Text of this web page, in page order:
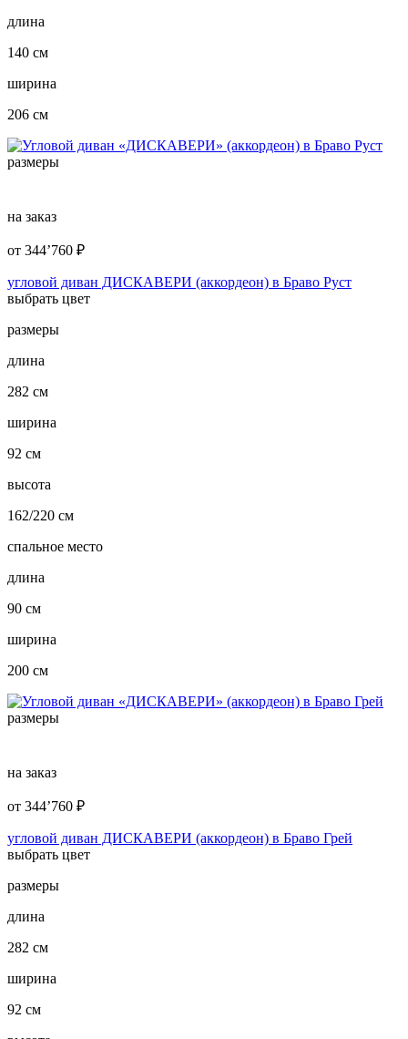
длина
140 см
ширина
206 см
размеры
на заказ
от 344’760 ₽
угловой диван ДИСКАВЕРИ (аккордеон) в Браво Руст
выбрать цвет
размеры
длина
282 см
ширина
92 см
высота
162/220 см
спальное место
длина
90 см
ширина
200 см
размеры
на заказ
от 344’760 ₽
угловой диван ДИСКАВЕРИ (аккордеон) в Браво Грей
выбрать цвет
размеры
длина
282 см
ширина
92 см